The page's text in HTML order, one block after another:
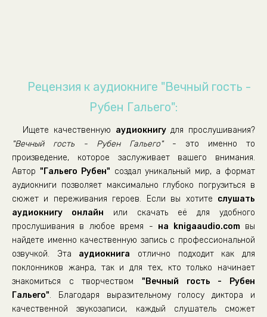
19_Medved
20_Politseyskiy
21_Samolet
23_Sdelka
24_Soedinennye-Shtaty-Ameriki
25_Polina
26_Barzilay
28_Ogurtsy
Рецензия к аудиокниге "Вечный гость -
Рубен Гальего":
Ищете качественную аудиокнигудля прослушивания?
"Вечный гость - Рубен Гальего"- это именно то
произведение, которое заслуживает вашего внимания.
Автор "Гальего Рубен" создал уникальный мир, а формат
аудиокниги позволяет максимально глубоко погрузиться в
сюжет и переживания героев. Если вы хотите слушать
аудиокнигу онлайн или скачать её для удобного
прослушивания в любое время - на knigaaudio.comвы
найдете именно качественную запись с профессиональной
озвучкой. Эта аудиокнига отлично подходит как для
поклонников жанра, так и для тех, кто только начинает
знакомиться с творчеством "Вечный гость - Рубен
Гальего". Благодаря выразительному голосу диктора и
качественной звукозаписи, каждый слушатель сможет